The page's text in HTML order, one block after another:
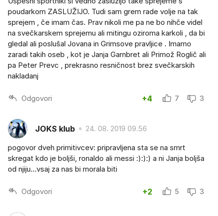
poudarkom ZASLUŽIJO. Tudi sam grem rade volje na tak
sprejem , če imam čas. Prav nikoli me pa ne bo nihče videl
na svečkarskem sprejemu ali mitingu oziroma karkoli , da bi
gledal ali poslušal Jovana in Grimsove pravljice . Imamo
zaradi takih oseb , kot je Janja Garnbret ali Primož Roglič ali
pa Peter Prevc , prekrasno resničnost brez svečkarskih
nakladanj
Odgovori +4 7 3
JOKS klub 24. 08. 2019 09.56
pogovor dveh primitivcev: pripravljena sta se na smrt
skregat kdo je boljši, ronaldo ali messi :):):) a ni Janja boljša
od njiju...vsaj za nas bi morala biti
Odgovori +2 5 3